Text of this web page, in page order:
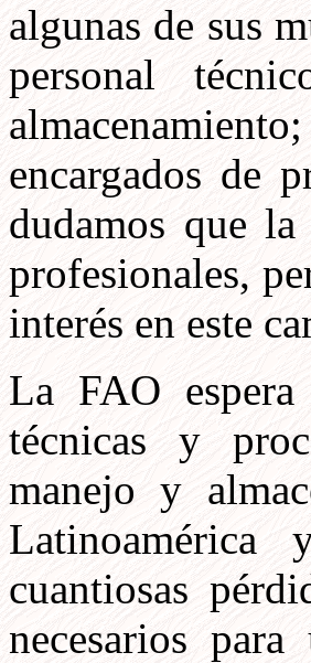
algunas de sus
personal
encargados de
dudamos que
profesionales,
interés en este
La FAO
técnicas y
manejo y
cuantiosas
necesarios